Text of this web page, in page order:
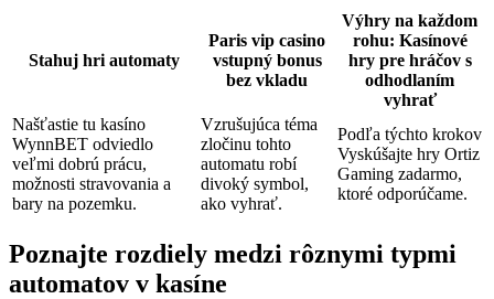
Stahuj hri automaty
Paris vip casino
vstupný bonus
bez vkladu
Výhry na každom
rohu: Kasínové
hry pre hráčov s
odhodlaním
vyhrať
Našťastie tu kasíno
WynnBET odviedlo
veľmi dobrú prácu,
možnosti stravovania a
bary na pozemku.
Vzrušujúca téma
zločinu tohto
automatu robí
divoký symbol,
ako vyhrať.
Podľa týchto krokov
Vyskúšajte hry Ortiz
Gaming zadarmo,
ktoré odporúčame.
Poznajte rozdiely medzi rôznymi typmi
automatov v kasíne